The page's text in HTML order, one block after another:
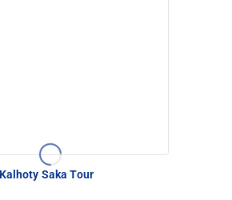
Kalhoty Saka Tour